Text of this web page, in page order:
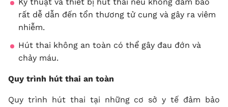
rất dễ dẫn đến tổn thương tử cung và gây ra viêm
nhiễm.
Hút thai không an toàn có thể gây đau đớn và
chảy máu.
Quy trình hút thai an toàn
Quy trình hút thai tại những cơ sở y tế đảm bảo